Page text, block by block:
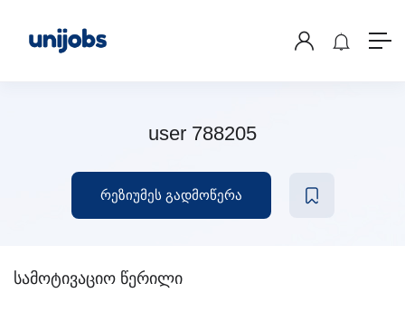
user 788205
რეზიუმეს გადმოწერა
სამოტივაციო წერილი